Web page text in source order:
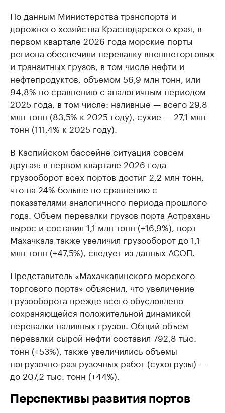
По данным Министерства транспорта и
дорожного хозяйства Краснодарского края, в
первом квартале 2026 года морские порты
региона обеспечили перевалку внешнеторговых
и транзитных грузов, в том числе нефти и
нефтепродуктов, объемом 56,9 млн тонн, или
94,8% по сравнению с аналогичным периодом
2025 года, в том числе: наливные — всего 29,8
млн тонн (83,5% к 2025 году), сухие — 27,1 млн
тонн (111,4% к 2025 году).
В Каспийском бассейне ситуация совсем
другая: в первом квартале 2026 года
грузооборот всех портов достиг 2,2 млн тонн,
что на 24% больше по сравнению с
показателями аналогичного периода прошлого
года. Объем перевалки грузов порта Астрахань
вырос и составил 1,1 млн тонн (+16,9%), порт
Махачкала также увеличил грузооборот до 1,1
млн тонн (+47,5%), следует из данных АСОП.
Представитель «Махачкалинского морского
торгового порта» объяснил, что увеличение
грузооборота прежде всего обусловлено
сохраняющейся положительной динамикой
перевалки наливных грузов. Общий объем
перевалки сырой нефти составил 792,8 тыс.
тонн (+53%), также увеличились объемы
погрузочно-разгрузочных работ (сухогрузы) —
до 207,2 тыс. тонн (+44%).
Перспективы развития портов